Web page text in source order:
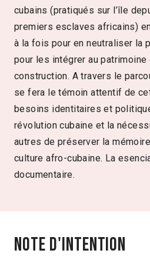
cubains (pratiqués sur l’île
premiers esclaves africains)
à la fois pour en neutraliser la
pour les intégrer au patrimoine
construction. A travers le
se fera le témoin attentif de
besoins identitaires et
révolution cubaine et la
autres de préserver la
culture afro-cubaine. La
documentaire.
Note d'intention